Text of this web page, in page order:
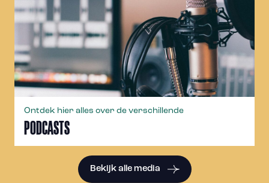
Ontdek hier alles over de verschillende
PODCASTS
Bekijk alle media